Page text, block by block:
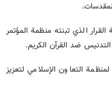
الذي تبنته منظمة المؤتمر
ضد القرآن الكريم.
التعاون الإسلامي لتعزيز